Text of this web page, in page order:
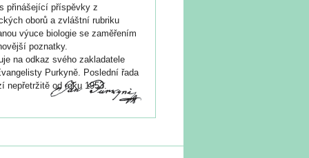
přinášející příspěvky z
oborů a zvláštní rubriku
výuce biologie se zaměřením
poznatky.
na odkaz svého zakladatele
Purkyně. Poslední řada
nepřetržitě od roku 1953.